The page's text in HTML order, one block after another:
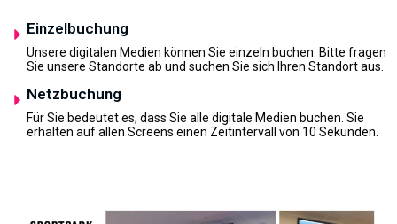
Einzelbuchung
Unsere digitalen Medien können Sie einzeln buchen. Bitte fragen
Sie unsere Standorte ab und suchen Sie sich Ihren Standort aus.
Netzbuchung
Für Sie bedeutet es, dass Sie alle digitale Medien buchen. Sie
erhalten auf allen Screens einen Zeitintervall von 10 Sekunden.